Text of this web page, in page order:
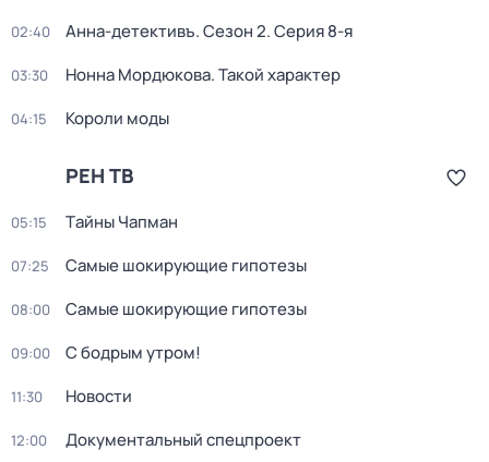
02:40 Анна-детективъ. Сезон 2. Серия 8-я
03:30 Нонна Мордюкова. Такой характер
04:15 Короли моды
РЕН ТВ
05:15 Тaйны Чапман
07:25 Самые шoкиpующие гипотезы
08:00 Самые шoкиpующие гипотезы
09:00 С бодрым утром!
11:30 Новости
12:00 Докyментальный cпецпроект